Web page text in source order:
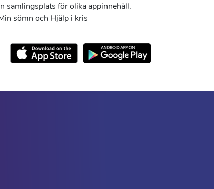
samlingsplats för olika appinnehåll.
sömn och Hjälp i kris